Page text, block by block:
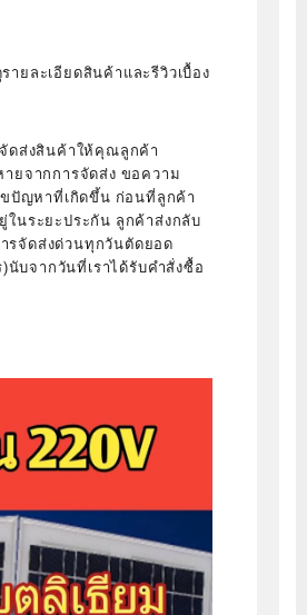
ยละเอียดสินค้าและรีวิวเบื้อง
จัดส่งสินค้าให้คุณลูกค้า
ยจากการจัดส่ง ขอความ
ขปัญหาที่เกิดขึ้น ก่อนที่ลูกค้า
นระยะประกัน ลูกค้าส่งกลับ
รจัดส่งด่วนทุกวันตัดยอด
นับจากวันที่เราได้รับคำสั่งซื้อ